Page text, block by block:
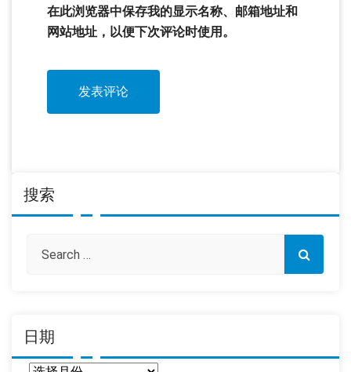
在此浏览器中保存我的显示名称、邮箱地址和
网站地址，以便下次评论时使用。
搜索
日期